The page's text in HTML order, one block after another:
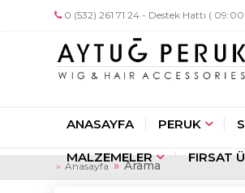
0 (532) 261 71 24 - Destek Hattı (
ANASAYFA PERUK
MALZEMELER FIRSAT
Anasayfa Arama